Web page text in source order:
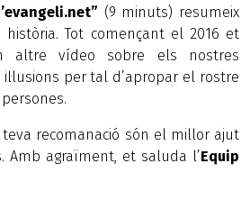
” (9 minuts) resumeix
Tot començant el 2016 et
altre vídeo sobre els nostres
per tal d’apropar el rostre
recomanació són el millor ajut
Amb agraïment, et saluda l’Equip